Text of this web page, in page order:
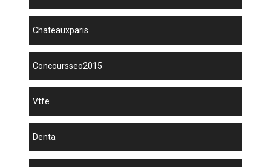
chateauxparis
concoursseo2015
vtfe
denta